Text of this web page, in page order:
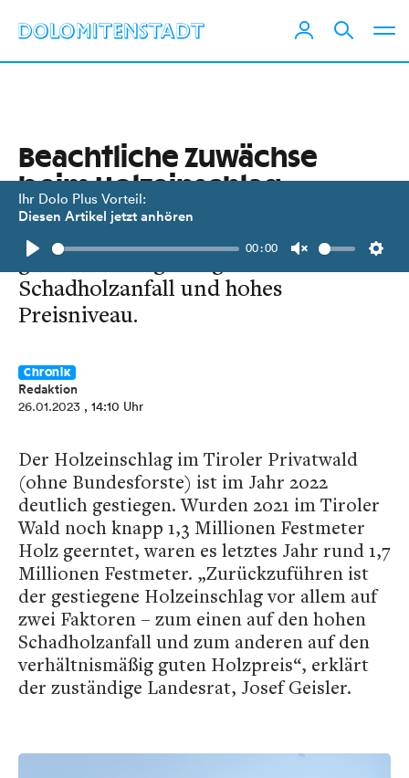
Ihr Dolo Plus Vorteil:
Diesen Artikel jetzt anhören
Play
00:00
Unmute
Beachtliche Zuwächse
beim Holzeinschlag
In Tirol wurden 1,7 Mio. Festmeter
geerntet. Steigerung durch enormen
Schadholzanfall und hohes
Preisniveau.
Chronik
Redaktion
26.01.2023 , 14:10 Uhr
Der Holzeinschlag im Tiroler Privatwald
(ohne Bundesforste) ist im Jahr 2022
deutlich gestiegen. Wurden 2021 im Tiroler
Wald noch knapp 1,3 Millionen Festmeter
Holz geerntet, waren es letztes Jahr rund 1,7
Millionen Festmeter. „Zurückzuführen ist
der gestiegene Holzeinschlag vor allem auf
zwei Faktoren – zum einen auf den hohen
Schadholzanfall und zum anderen auf den
verhältnismäßig guten Holzpreis“, erklärt
der zuständige Landesrat, Josef Geisler.